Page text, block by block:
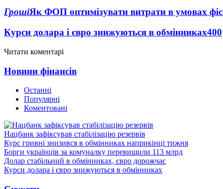
ГрошіЯк ФОП оптимізувати витрати в умовах
Курси долара і євро знижуються в обмінниках400
Читати коментарі
Новини фінансів
Останні
Популярні
Коментовані
Нацбанк зафіксував стабілізацію резервів
Курс гривні знизився в обмінниках наприкінці тижня
Борги українців за комуналку перевищили 113 млрд
Долар стабільний в обмінниках, євро дорожчає
Курси долара і євро знижуються в обмінниках